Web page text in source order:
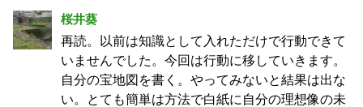
桜井葵
再読。以前は知識として入れただけで行動できて
いませんでした。今回は行動に移していきます。
自分の宝地図を書く。やってみないと結果は出な
い。とても簡単は方法で白紙に自分の理想像の未